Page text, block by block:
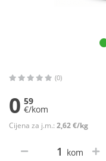
(0)
0 59
€/kom
Cijena za j.m.: 2,62 €/kg
kom